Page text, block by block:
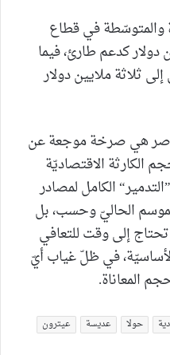
والمتوسّطة في قطاع
دولار كدعم طارئ، فيما
ثلاثة ملايين دولار
هي صرخة موجعة عن
الكارثة الاقتصاديّة
الكامل لمصادر
الحاليّ وحسب، بل
إلى وقت للتعافي
في ظلّ غياب أيّ
المعاناة.
حولا عديسة
عيترون